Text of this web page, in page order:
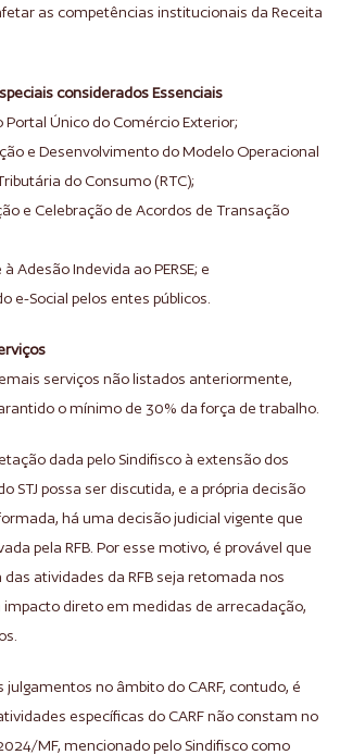
as competências institucionais da Receita
considerados Essenciais
Portal Único do Comércio Exterior;
e Desenvolvimento do Modelo Operacional
do Consumo (RTC);
e Celebração de Acordos de Transação
Adesão Indevida ao PERSE; e
e-Social pelos entes públicos.
serviços não listados anteriormente,
o mínimo de 30% da força de trabalho.
dada pelo Sindifisco à extensão dos
STJ possa ser discutida, e a própria decisão
há uma decisão judicial vigente que
pela RFB. Por esse motivo, é provável que
atividades da RFB seja retomada nos
impacto direto em medidas de arrecadação,
julgamentos no âmbito do CARF, contudo, é
específicas do CARF não constam no
MF, mencionado pelo Sindifisco como